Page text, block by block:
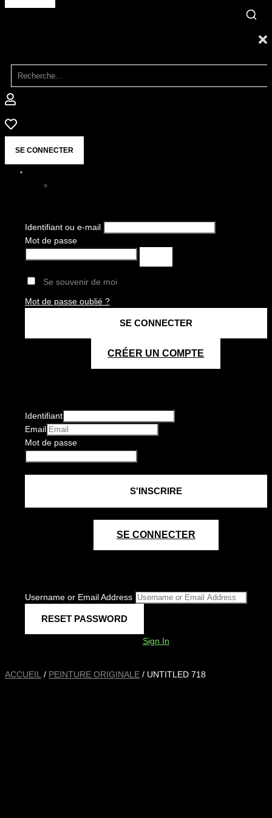
SE CONNECTER
Identifiant ou e-mail
Mot de passe
Se souvenir de moi
Mot de passe oublié ?
CRÉER UN COMPTE
Identifiant
Email
Mot de passe
SE CONNECTER
Username or Email Address
Sign In
ACCUEIL / PEINTURE ORIGINALE / UNTITLED 718